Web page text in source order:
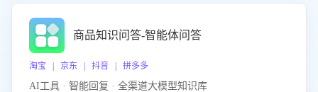
商品知识问答-智能体问答
淘宝 | 京东 | 抖音 | 拼多多
AI工具 · 智能回复 · 全渠道大模型知识库